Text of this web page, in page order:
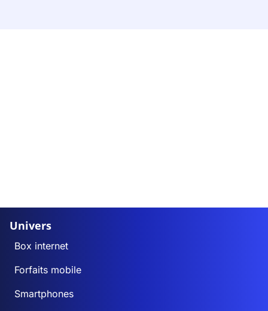
Univers
Box internet
Forfaits mobile
Smartphones